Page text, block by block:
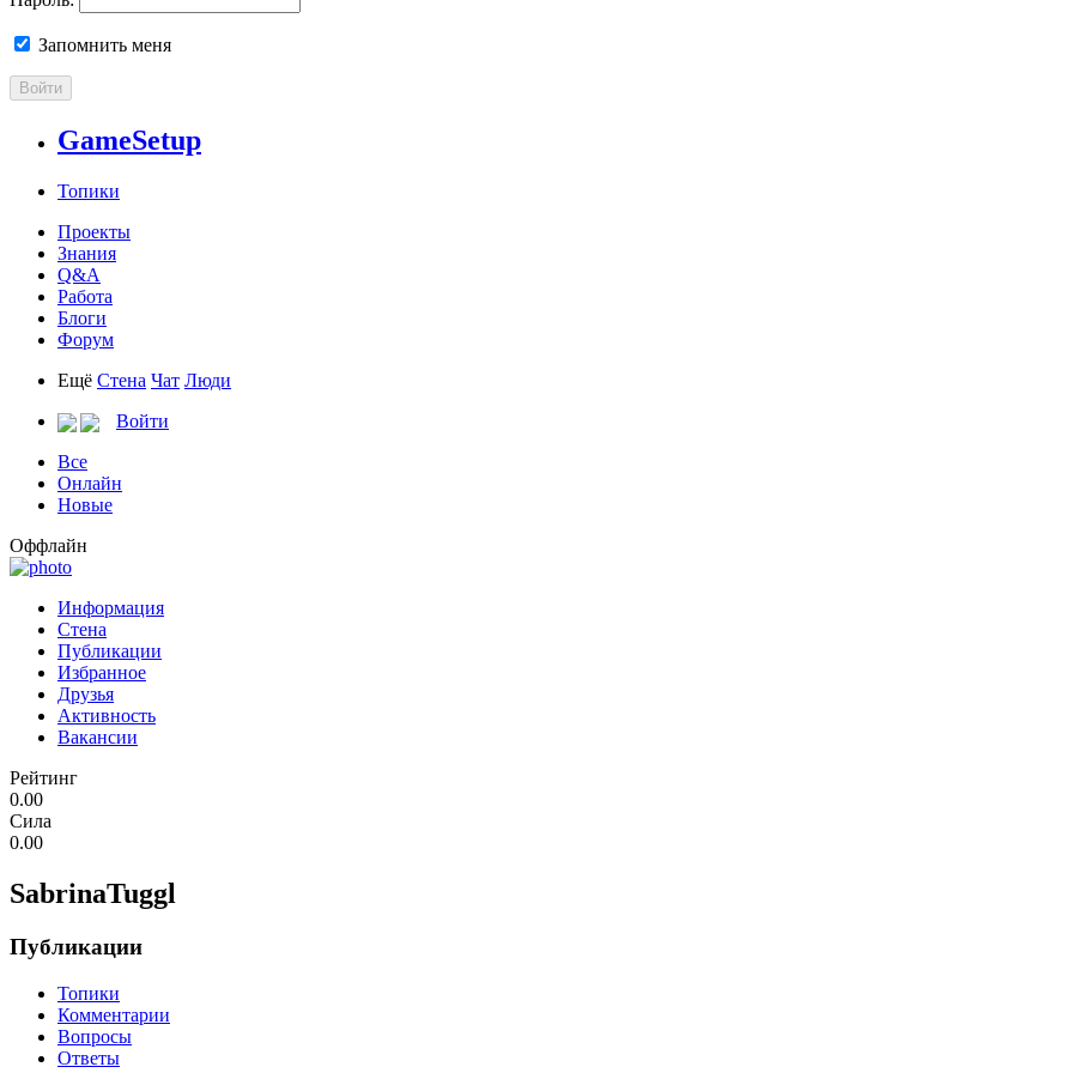
Запомнить меня
Войти
GameSetup
Топики
Проекты
Знания
Q&A
Работа
Блоги
Форум
Ещё Стена Чат Люди
Войти
Все
Онлайн
Новые
Оффлайн
Информация
Стена
Публикации
Избранное
Друзья
Активность
Вакансии
Рейтинг
0.00
Сила
0.00
SabrinaTuggl
Публикации
Топики
Комментарии
Вопросы
Ответы